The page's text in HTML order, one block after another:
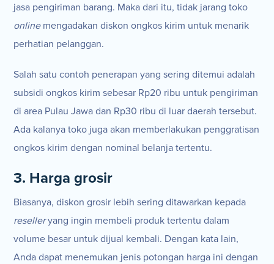
jasa pengiriman barang. Maka dari itu, tidak jarang toko
online mengadakan diskon ongkos kirim untuk menarik
perhatian pelanggan.
Salah satu contoh penerapan yang sering ditemui adalah
subsidi ongkos kirim sebesar Rp20 ribu untuk pengiriman
di area Pulau Jawa dan Rp30 ribu di luar daerah tersebut.
Ada kalanya toko juga akan memberlakukan penggratisan
ongkos kirim dengan nominal belanja tertentu.
3. Harga grosir
Biasanya, diskon grosir lebih sering ditawarkan kepada
reselleryang ingin membeli produk tertentu dalam
volume besar untuk dijual kembali. Dengan kata lain,
Anda dapat menemukan jenis potongan harga ini dengan